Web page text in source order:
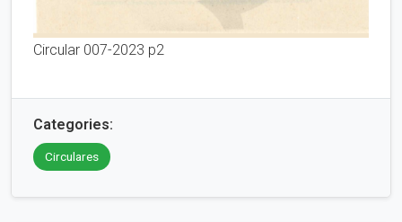
Circular 007-2023 p2
Categories:
Circulares